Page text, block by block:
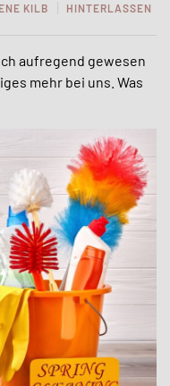
KILB
HINTERLASSEN
aufregend gewesen
mehr bei uns. Was